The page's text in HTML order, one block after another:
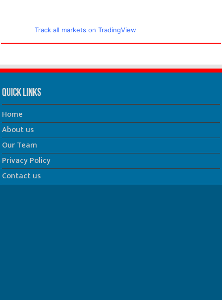
Track all markets on TradingView
Quick Links
Home
About us
Our Team
Privacy Policy
Contact us